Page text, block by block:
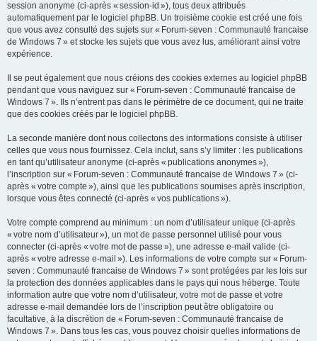
session anonyme (ci-après « session-id »), tous deux attribués
automatiquement par le logiciel phpBB. Un troisième cookie est créé une fois
que vous avez consulté des sujets sur « Forum-seven : Communauté francaise
de Windows 7 » et stocke les sujets que vous avez lus, améliorant ainsi votre
expérience.
Il se peut également que nous créions des cookies externes au logiciel phpBB
pendant que vous naviguez sur « Forum-seven : Communauté francaise de
Windows 7 ». Ils n’entrent pas dans le périmètre de ce document, qui ne traite
que des cookies créés par le logiciel phpBB.
La seconde manière dont nous collectons des informations consiste à utiliser
celles que vous nous fournissez. Cela inclut, sans s’y limiter : les publications
en tant qu’utilisateur anonyme (ci-après « publications anonymes »),
l’inscription sur « Forum-seven : Communauté francaise de Windows 7 » (ci-
après « votre compte »), ainsi que les publications soumises après inscription,
lorsque vous êtes connecté (ci-après « vos publications »).
Votre compte comprend au minimum : un nom d’utilisateur unique (ci-après
« votre nom d’utilisateur »), un mot de passe personnel utilisé pour vous
connecter (ci-après « votre mot de passe »), une adresse e-mail valide (ci-
après « votre adresse e-mail »). Les informations de votre compte sur « Forum-
seven : Communauté francaise de Windows 7 » sont protégées par les lois sur
la protection des données applicables dans le pays qui nous héberge. Toute
information autre que votre nom d’utilisateur, votre mot de passe et votre
adresse e-mail demandée lors de l’inscription peut être obligatoire ou
facultative, à la discrétion de « Forum-seven : Communauté francaise de
Windows 7 ». Dans tous les cas, vous pouvez choisir quelles informations de